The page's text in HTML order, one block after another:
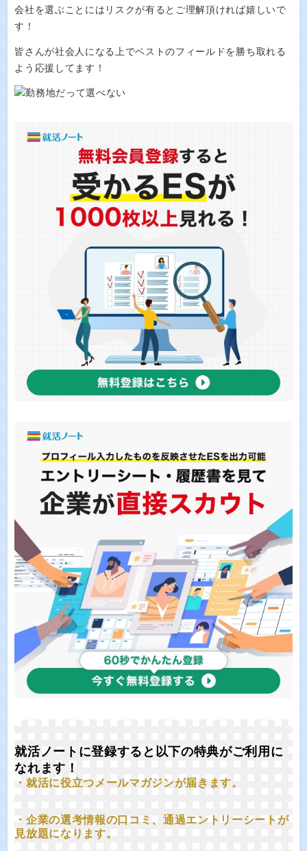
会社を選ぶことにはリスクが有るとご理解頂ければ嬉しいで
す！
皆さんが社会人になる上でベストのフィールドを勝ち取れる
よう応援してます！
就活ノートに登録すると以下の特典がご利用に
なれます！
・就活に役立つメールマガジンが届きます。
・企業の選考情報の口コミ、通過エントリーシートが
見放題になります。